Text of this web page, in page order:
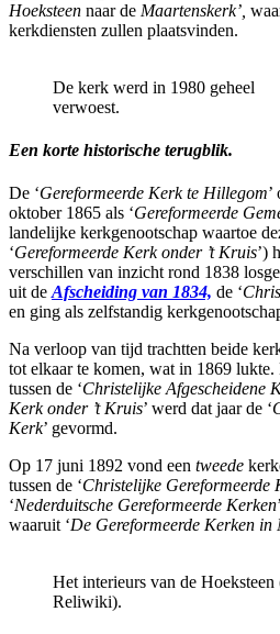
Hoeksteen naar de Maartenskerk’,
kerkdiensten zullen plaatsvinden.
De kerk werd in 1980 geheel
verwoest.
Een korte historische terugblik.
De ‘Gereformeerde Kerk te Hillegom
oktober 1865 als ‘Gereformeerde
landelijke kerkgenootschap waartoe
‘Gereformeerde Kerk onder ’t Kruis’)
verschillen van inzicht rond 1838
uit de Afscheiding van 1834, de ‘
en ging als zelfstandig
Na verloop van tijd trachtten beide
tot elkaar te komen, wat in 1869
tussen de ‘Christelijke Afgescheidene
Kerk onder ’t Kruis’ werd dat jaar de ‘
Kerk’ gevormd.
Op 17 juni 1892 vond een tweede
tussen de ‘Christelijke Gereformeerde
‘Nederduitsche Gereformeerde Kerken
waaruit ‘De Gereformeerde Kerken in
Het interieurs van de Hoeksteen
Reliwiki).